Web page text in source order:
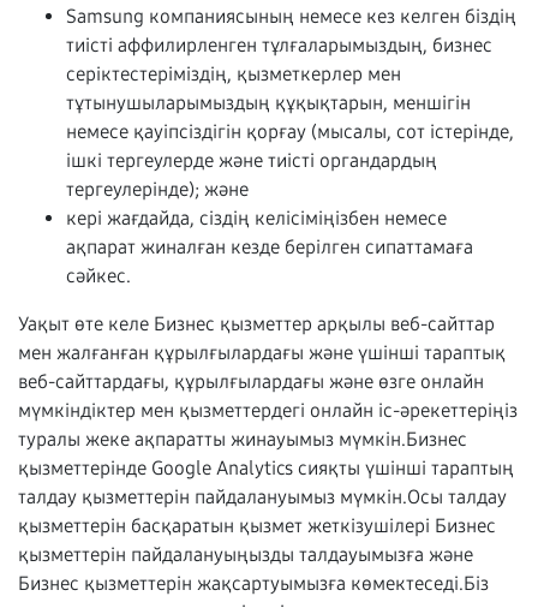
Samsung компаниясының немесе кез келген біздің
тиісті аффилирленген тұлғаларымыздың, бизнес
серіктестеріміздің, қызметкерлер мен
тұтынушыларымыздың құқықтарын, меншігін
немесе қауіпсіздігін қорғау (мысалы, сот істерінде,
ішкі тергеулерде және тиісті органдардың
тергеулерінде); және
кері жағдайда, сіздің келісіміңізбен немесе
ақпарат жиналған кезде берілген сипаттамаға
сәйкес.
Уақыт өте келе Бизнес қызметтер арқылы веб-сайттар
мен жалғанған құрылғылардағы және үшінші тараптық
веб-сайттардағы, құрылғылардағы және өзге онлайн
мүмкіндіктер мен қызметтердегі онлайн іс-әрекеттеріңіз
туралы жеке ақпаратты жинауымыз мүмкін.Бизнес
қызметтерінде Google Analytics сияқты үшінші тараптың
талдау қызметтерін пайдалануымыз мүмкін.Осы талдау
қызметтерін басқаратын қызмет жеткізушілері Бизнес
қызметтерін пайдалануыңызды талдауымызға және
Бизнес қызметтерін жақсартуымызға көмектеседі.Біз